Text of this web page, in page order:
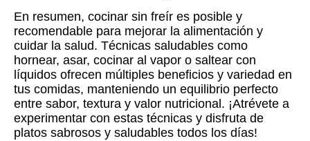
En resumen, cocinar sin freír es posible y
recomendable para mejorar la alimentación y
cuidar la salud. Técnicas saludables como
hornear, asar, cocinar al vapor o saltear con
líquidos ofrecen múltiples beneficios y variedad en
tus comidas, manteniendo un equilibrio perfecto
entre sabor, textura y valor nutricional. ¡Atrévete a
experimentar con estas técnicas y disfruta de
platos sabrosos y saludables todos los días!